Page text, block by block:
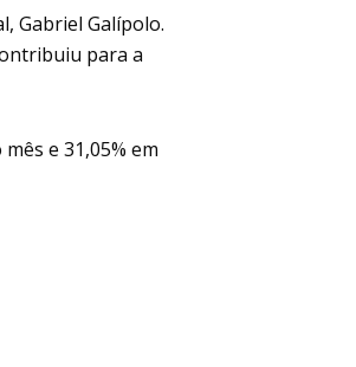
Gabriel Galípolo.
para a
e 31,05% em